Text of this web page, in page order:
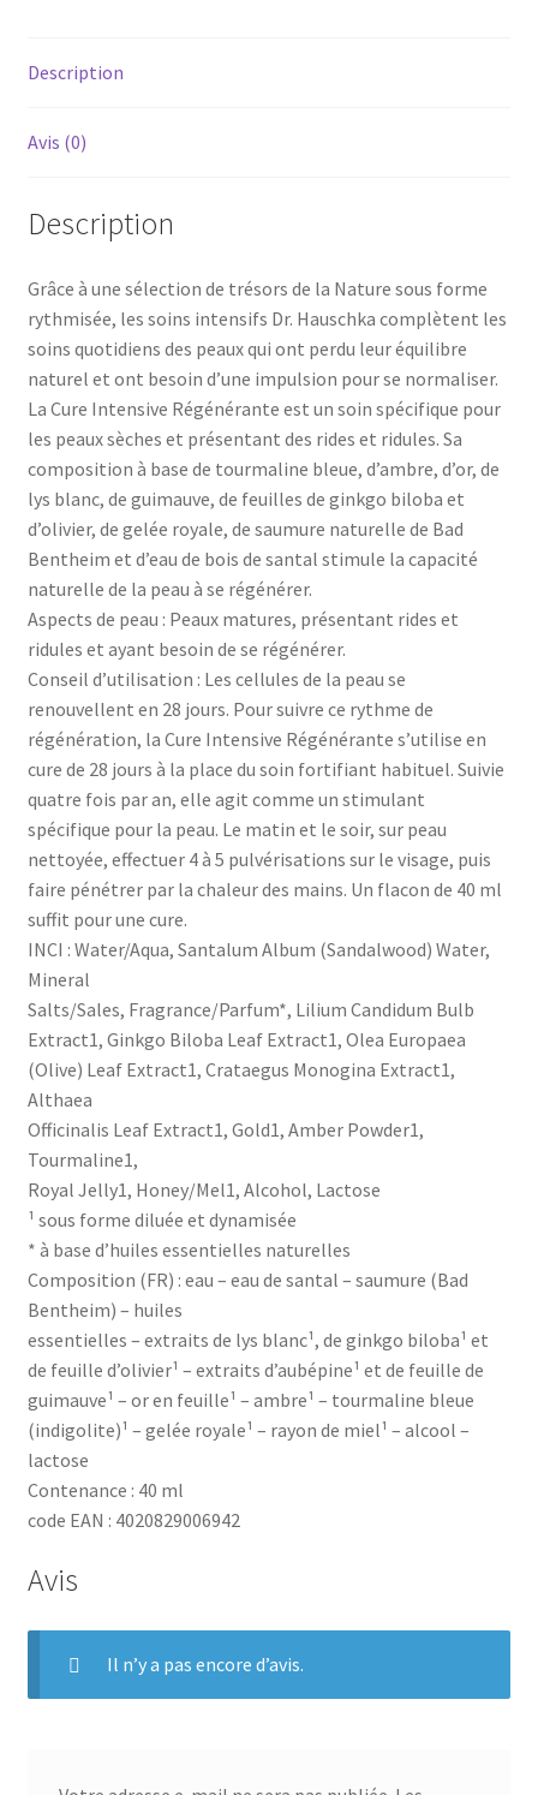
Description
Avis (0)
Description
Grâce à une sélection de trésors de la Nature sous forme
rythmisée, les soins intensifs Dr. Hauschka complètent les
soins quotidiens des peaux qui ont perdu leur équilibre
naturel et ont besoin d’une impulsion pour se normaliser.
La Cure Intensive Régénérante est un soin spécifique pour
les peaux sèches et présentant des rides et ridules. Sa
composition à base de tourmaline bleue, d’ambre, d’or, de
lys blanc, de guimauve, de feuilles de ginkgo biloba et
d’olivier, de gelée royale, de saumure naturelle de Bad
Bentheim et d’eau de bois de santal stimule la capacité
naturelle de la peau à se régénérer.
Aspects de peau : Peaux matures, présentant rides et
ridules et ayant besoin de se régénérer.
Conseil d’utilisation : Les cellules de la peau se
renouvellent en 28 jours. Pour suivre ce rythme de
régénération, la Cure Intensive Régénérante s’utilise en
cure de 28 jours à la place du soin fortifiant habituel. Suivie
quatre fois par an, elle agit comme un stimulant
spécifique pour la peau. Le matin et le soir, sur peau
nettoyée, effectuer 4 à 5 pulvérisations sur le visage, puis
faire pénétrer par la chaleur des mains. Un flacon de 40 ml
suffit pour une cure.
INCI : Water/Aqua, Santalum Album (Sandalwood) Water,
Mineral
Salts/Sales, Fragrance/Parfum*, Lilium Candidum Bulb
Extract1, Ginkgo Biloba Leaf Extract1, Olea Europaea
(Olive) Leaf Extract1, Crataegus Monogina Extract1,
Althaea
Officinalis Leaf Extract1, Gold1, Amber Powder1,
Tourmaline1,
Royal Jelly1, Honey/Mel1, Alcohol, Lactose
¹ sous forme diluée et dynamisée
* à base d’huiles essentielles naturelles
Composition (FR) : eau – eau de santal – saumure (Bad
Bentheim) – huiles
essentielles – extraits de lys blanc¹, de ginkgo biloba¹ et
de feuille d’olivier¹ – extraits d’aubépine¹ et de feuille de
guimauve¹ – or en feuille¹ – ambre¹ – tourmaline bleue
(indigolite)¹ – gelée royale¹ – rayon de miel¹ – alcool –
lactose
Contenance : 40 ml
code EAN : 4020829006942
Avis
Il n’y a pas encore d’avis.